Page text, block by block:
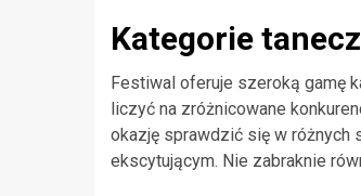
Kategorie
Festiwal oferuje szeroką gamę
liczyć na zróżnicowane
okazję sprawdzić się w różnych
ekscytującym. Nie zabraknie